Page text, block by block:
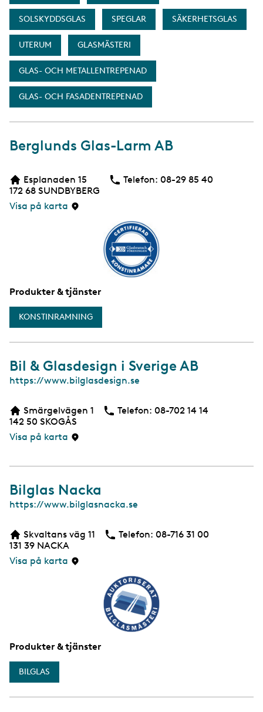
SOLSKYDDSGLAS SPEGLAR SÄKERHETSGLAS
UTERUM GLASMÄSTERI
GLAS- OCH METALLENTREPENAD
GLAS- OCH FASADENTREPENAD
Berglunds Glas-Larm AB
Esplanaden 15
172 68 SUNDBYBERG
Visa på karta
Telefon: Telefon
08-29 85 40
Produkter & tjänster
KONSTINRAMNING
Bil & Glasdesign i Sverige AB
W
b
s
i
https://www.bilglasdesign.se
Smärgelvägen 1
142 50 SKOGÅS
Visa på karta
Telefon: Telefon
08-702 14 14
Bilglas Nacka
W
b
s
i
https://www.bilglasnacka.se
Skvaltans väg 11
131 39 NACKA
Visa på karta
Telefon: Telefon
08-716 31 00
Produkter & tjänster
BILGLAS